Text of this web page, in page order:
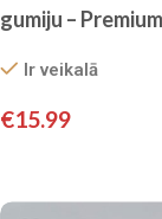
gumiju –
Ir veikalā
€15.99